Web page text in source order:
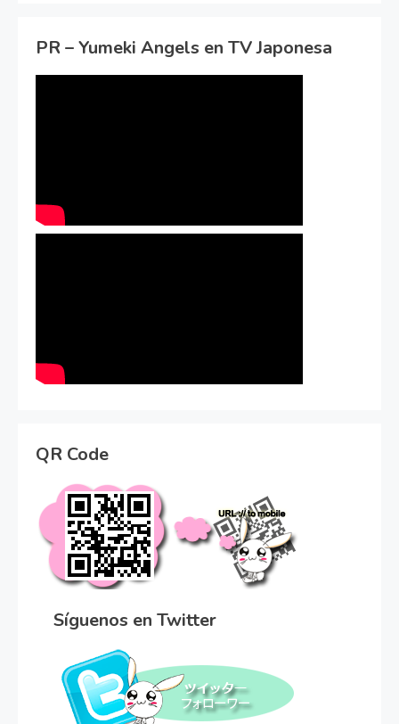
PR – Yumeki Angels en TV Japonesa
QR Code
Síguenos en Twitter